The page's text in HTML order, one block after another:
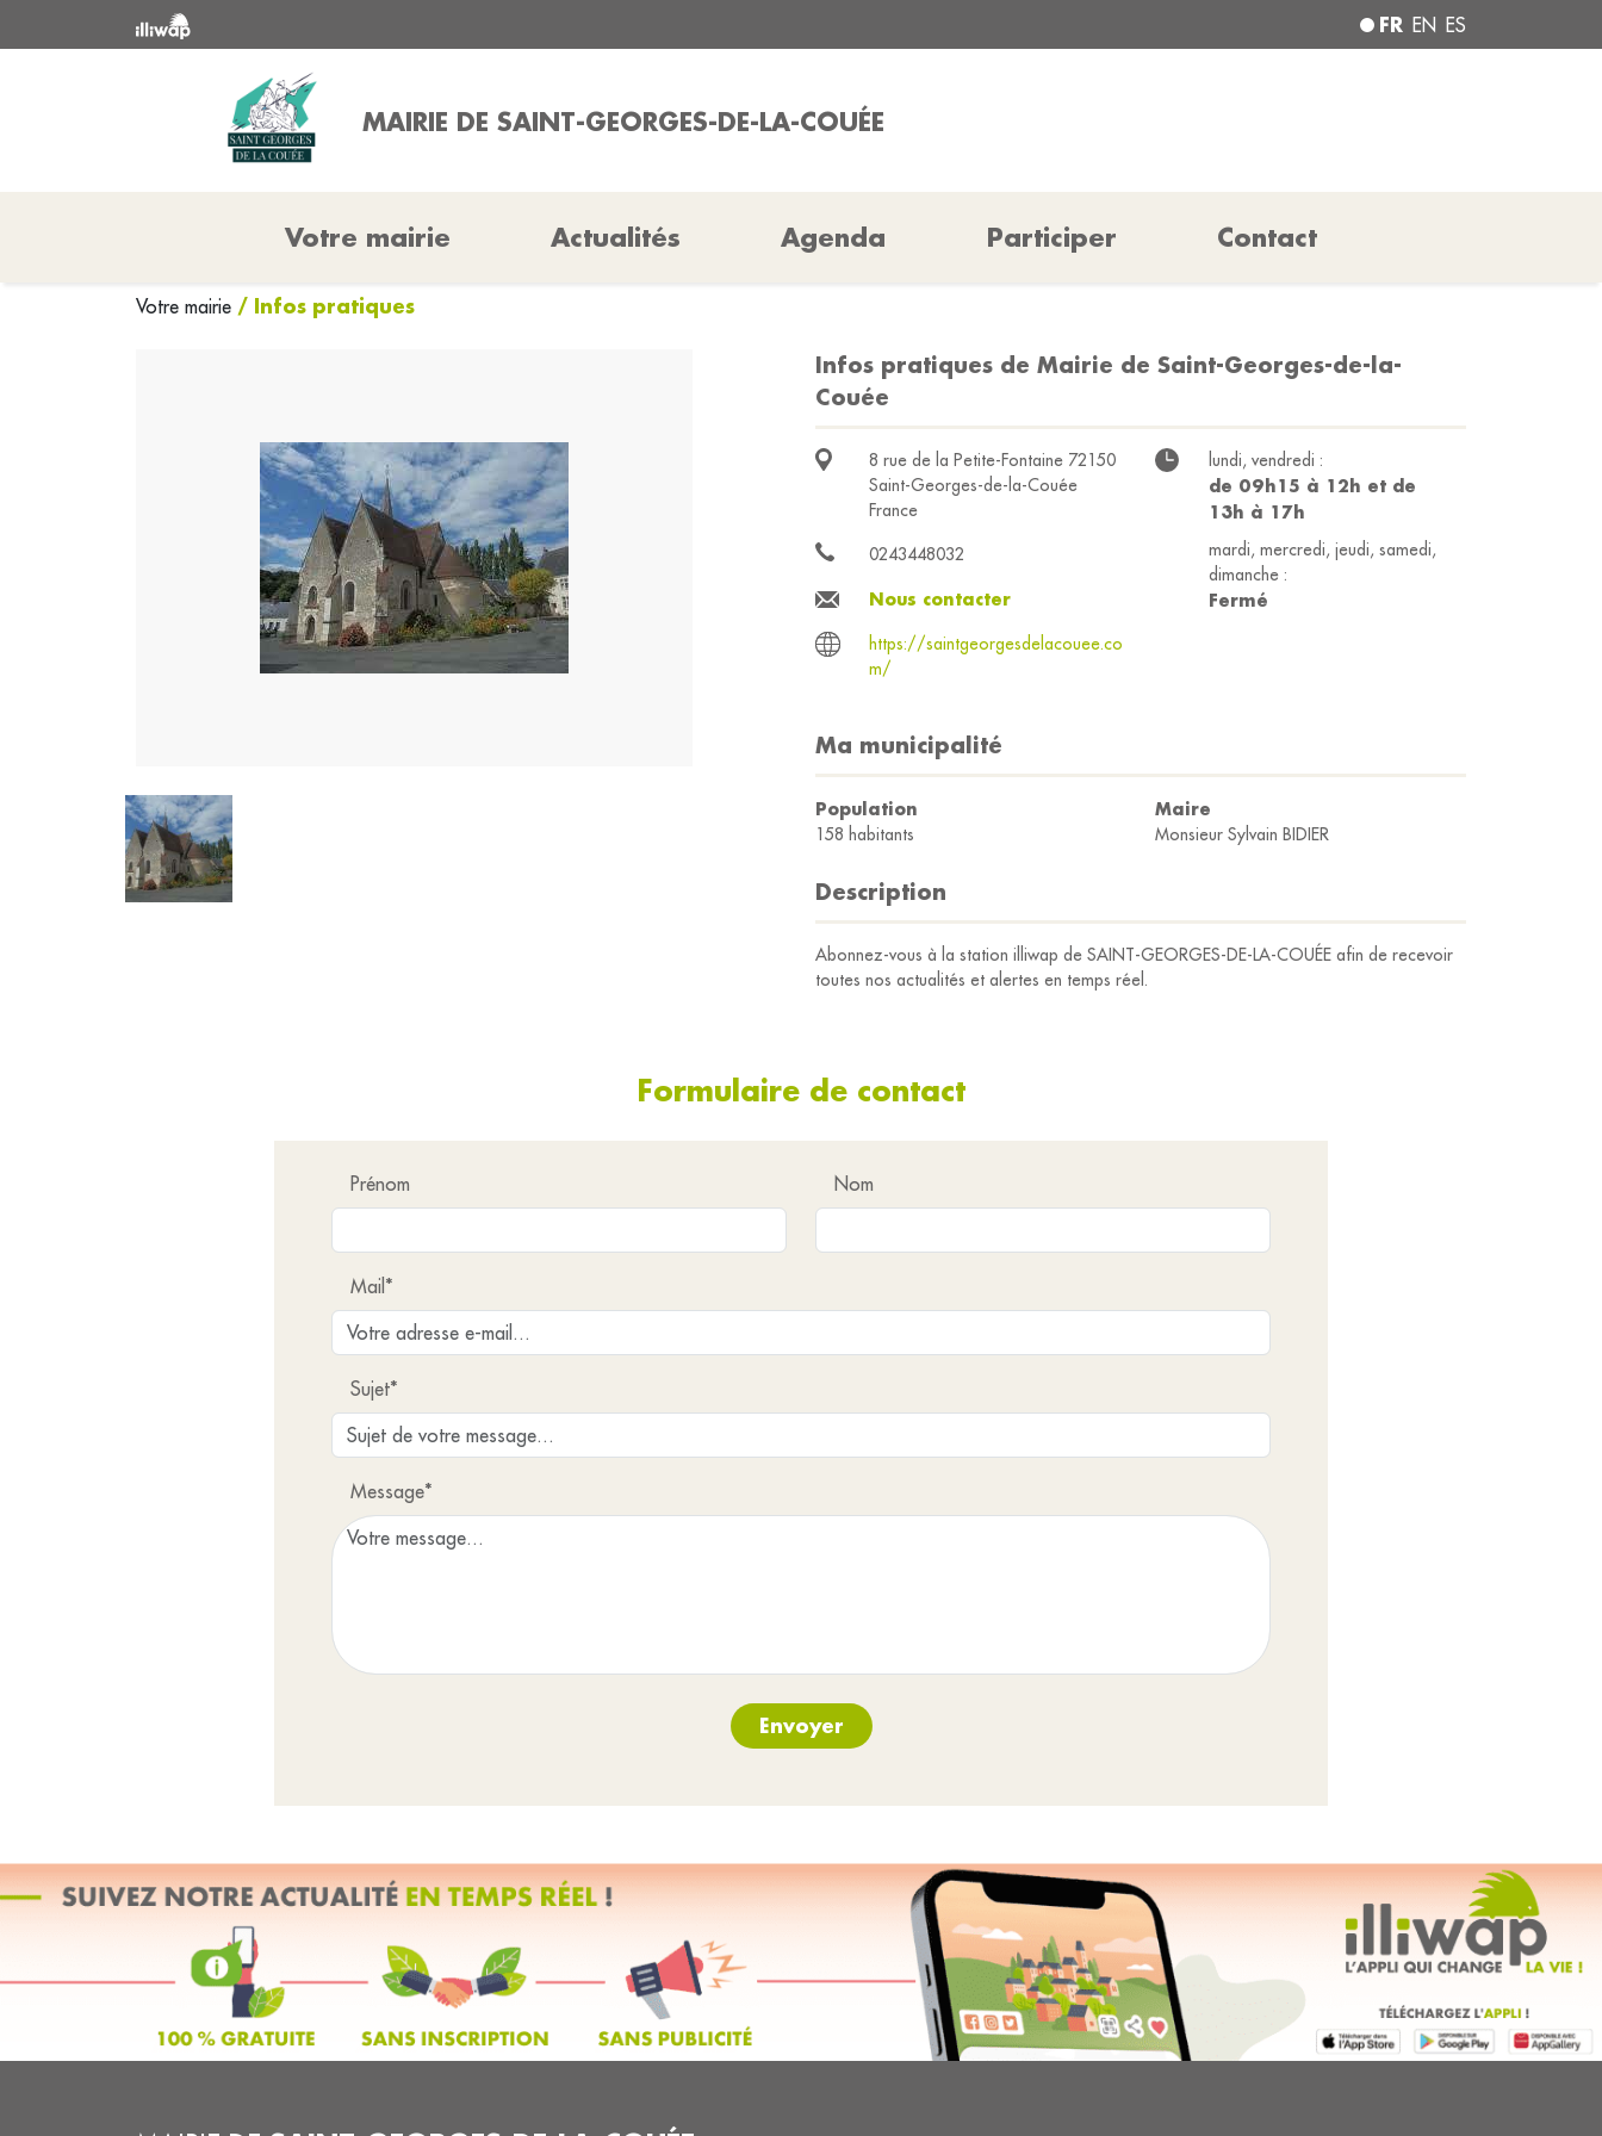
FR EN ES
MAIRIE DE SAINT-GEORGES-DE-LA-COUÉE
Votre mairie Actualités Agenda Participer Contact
Votre mairie / Infos pratiques
Infos pratiques de Mairie de Saint-Georges-de-la-
Couée
8 rue de la Petite-Fontaine 72150
Saint-Georges-de-la-Couée
France
0243448032
Nous contacter
https://saintgeorgesdelacouee.co
m/
lundi, vendredi :
de 09h15 à 12h et de
13h à 17h
mardi, mercredi, jeudi, samedi,
dimanche :
Fermé
Ma municipalité
Population
158 habitants
Maire
Monsieur Sylvain BIDIER
Description
Abonnez-vous à la station illiwap de SAINT-GEORGES-DE-LA-COUÉE afin de recevoir
toutes nos actualités et alertes en temps réel.
Formulaire de contact
Prénom Nom
Mail*
Sujet*
Message*
Envoyer